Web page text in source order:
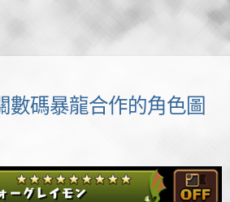
數碼暴龍合作的角色圖